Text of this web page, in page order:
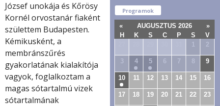
József unokája és Kőrösy
Kornél orvostanár fiaként
születtem Budapesten.
Kémikusként, a
membránszűrés
gyakorlatának kialakítója
vagyok, foglalkoztam a
magas sótartalmú vizek
sótartalmának
Programok
« AUGUSZTUS 2026
»
H
K S C P S
V
2
3 4 5 6 7 8 9
10 11 12 13 14 15 16
17 18 19 20 21 22 23